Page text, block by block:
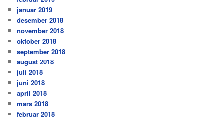
januar 2019
desember 2018
november 2018
oktober 2018
september 2018
august 2018
juli 2018
juni 2018
april 2018
mars 2018
februar 2018